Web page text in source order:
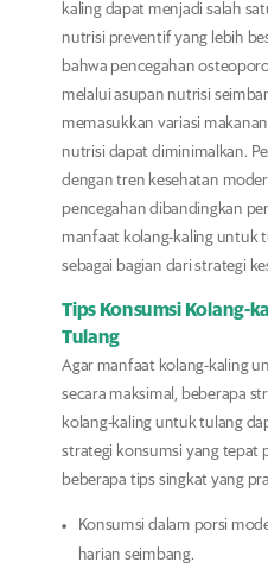
kaling dapat menjadi salah
nutrisi preventif yang lebih
bahwa pencegahan
melalui asupan nutrisi
memasukkan variasi
nutrisi dapat diminimalkan.
dengan tren kesehatan
pencegahan dibandingkan
manfaat kolang-kaling untuk
sebagai bagian dari strategi
Tips Konsumsi Kolang-
Tulang
Agar manfaat kolang-kaling
secara maksimal, beberapa
kolang-kaling untuk tulang
strategi konsumsi yang tepat
beberapa tips singkat yang
Konsumsi dalam porsi
harian seimbang.